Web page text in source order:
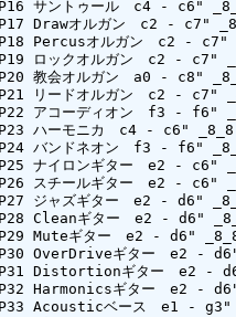
サントゥール　c4 - c6"
Drawオルガン　c2 -
Percusオルガン　c2 -
ロックオルガン　c2 -
教会オルガン　a0 - c8"
リードオルガン　c2 -
アコーディオン　f3 -
ハーモニカ　c4 - c6"
バンドネオン　f3 - f6"
ナイロンギター　e2 -
スチールギター　e2 -
ジャズギター　e2 - d6"
Cleanギター　e2 - d6"
Muteギター　e2 - d6"
OverDriveギター　e2 -
Distortionギター　e2
Harmonicsギター　e2
Acousticベース　e1 -